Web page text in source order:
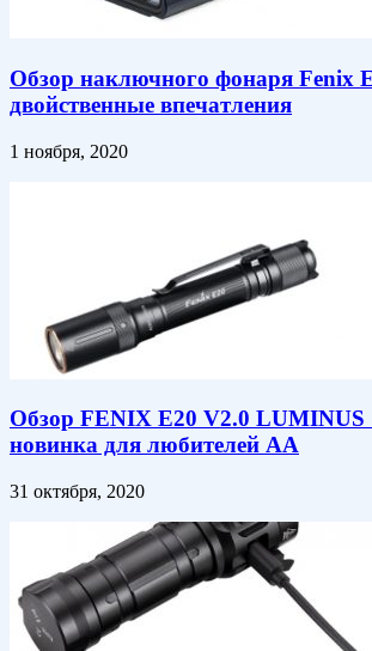
Обзор наключного фонаря Fenix
двойственные впечатления
1 ноября, 2020
Обзор FENIX E20 V2.0
новинка для любителей АА
31 октября, 2020